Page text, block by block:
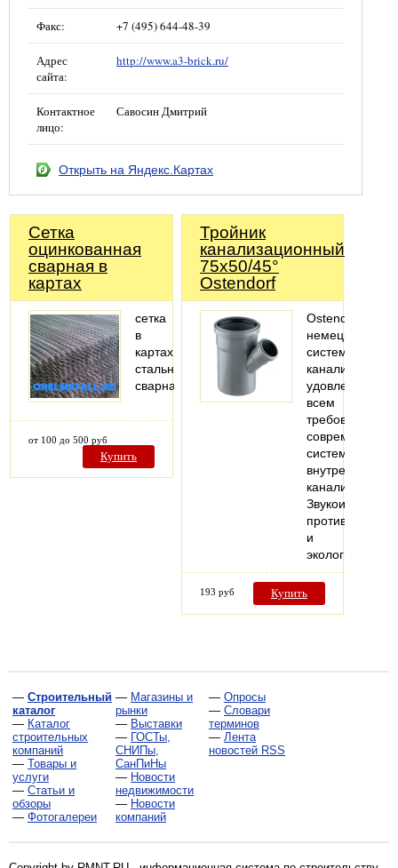
Факс: +7 (495) 644-48-39
Адрес
сайта:
http://www.a3-brick.ru/
Контактное
лицо:
Савосин Дмитрий
Открыть на Яндекс.Картах
Сетка
оцинкованная
сварная в
картах
сетка
в
картах
стальная
сварная
от 100 до 500 руб
Купить
Тройник
канализационный
75х50/45°
Ostendorf
Ostendorf-
немецкая
система
канализации,
всем
требованиям
современных
систем
внутренней
канализации.
Звукоизоляция,
и
193 руб Купить
— Строительный
каталог
— Каталог
строительных
компаний
— Товары и
услуги
— Статьи и
обзоры
— Фотогалереи
— Магазины и
рынки
— Выставки
— ГОСТы,
СНИПы,
СанПиНы
— Новости
недвижимости
— Новости
компаний
— Опросы
— Словари
терминов
— Лента
новостей RSS